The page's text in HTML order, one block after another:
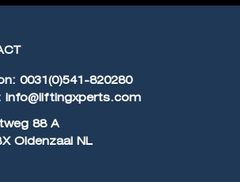
0031(0)541-820280
info@liftingxperts.com
88 A
Oldenzaal NL